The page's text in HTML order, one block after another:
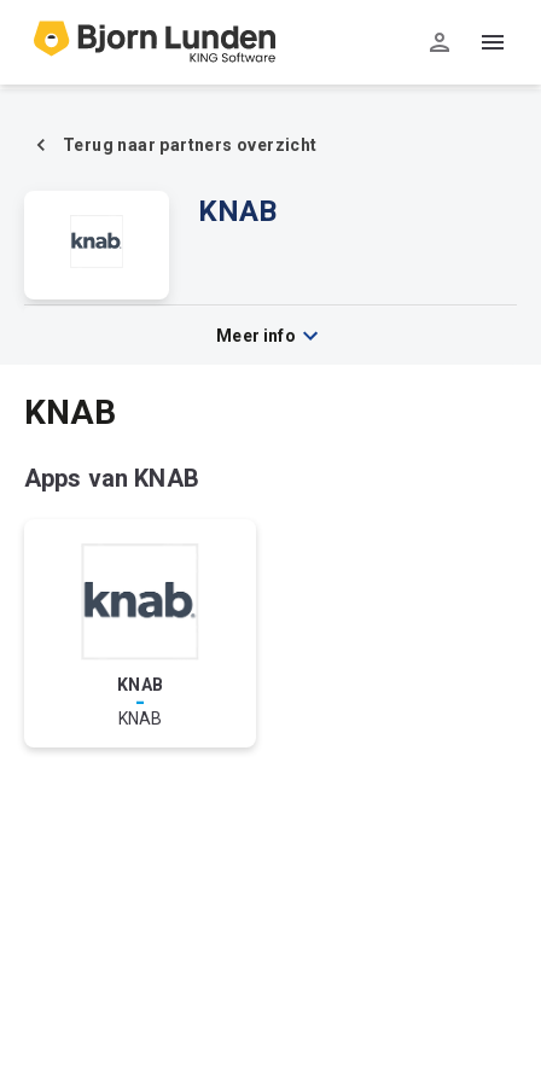
Terug naar partners overzicht
KNAB
Meer info
KNAB
Apps van KNAB
KNAB
-
KNAB